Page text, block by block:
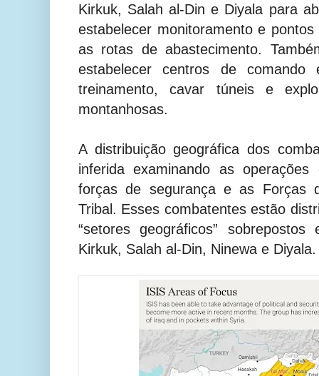
Kirkuk, Salah al-Din e Diyala para
estabelecer monitoramento e
as rotas de abastecimento.
estabelecer centros de comando
treinamento, cavar túneis e
montanhosas.
A distribuição geográfica dos
inferida examinando as
forças de segurança e as Forças
Tribal. Esses combatentes estão
“setores geográficos”
Kirkuk, Salah al-Din, Ninewa e Diyala.